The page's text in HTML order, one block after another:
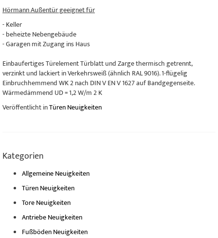
Hörmann Außentür geeignet für
- Keller
- beheizte Nebengebäude
- Garagen mit Zugang ins Haus
Einbaufertiges Türelement Türblatt und Zarge thermisch getrennt,
verzinkt und lackiert in Verkehrsweiß (ähnlich RAL 9016). 1-flügelig
Einbruchhemmend WK 2 nach DIN V EN V 1627 auf Bandgegenseite.
Wärmedämmend UD = 1,2 W/m 2 K
Veröffentlicht inTüren Neuigkeiten
Kategorien
Allgemeine Neuigkeiten
Türen Neuigkeiten
Tore Neuigkeiten
Antriebe Neuigkeiten
Fußböden Neuigkeiten